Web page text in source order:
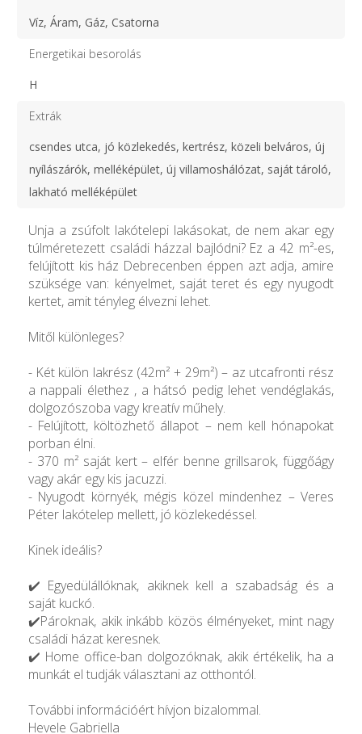
Víz, Áram, Gáz, Csatorna
Energetikai besorolás
H
Extrák
csendes utca, jó közlekedés, kertrész, közeli belváros, új
nyílászárók, melléképület, új villamoshálózat, saját tároló,
lakható melléképület
Unja a zsúfolt lakótelepi lakásokat, de nem akar egy
túlméretezett családi házzal bajlódni? Ez a 42 m²-es,
felújított kis ház Debrecenben éppen azt adja, amire
szüksége van: kényelmet, saját teret és egy nyugodt
kertet, amit tényleg élvezni lehet.
Mitől különleges?
- Két külön lakrész (42m² + 29m²) – az utcafronti rész
a nappali élethez , a hátsó pedig lehet vendéglakás,
dolgozószoba vagy kreatív műhely.
- Felújított, költözhető állapot – nem kell hónapokat
porban élni.
- 370 m² saját kert – elfér benne grillsarok, függőágy
vagy akár egy kis jacuzzi.
- Nyugodt környék, mégis közel mindenhez – Veres
Péter lakótelep mellett, jó közlekedéssel.
Kinek ideális?
✔️ Egyedülállóknak, akiknek kell a szabadság és a
saját kuckó.
✔️Pároknak, akik inkább közös élményeket, mint nagy
családi házat keresnek.
✔️ Home office-ban dolgozóknak, akik értékelik, ha a
munkát el tudják választani az otthontól.
További információért hívjon bizalommal.
Hevele Gabriella